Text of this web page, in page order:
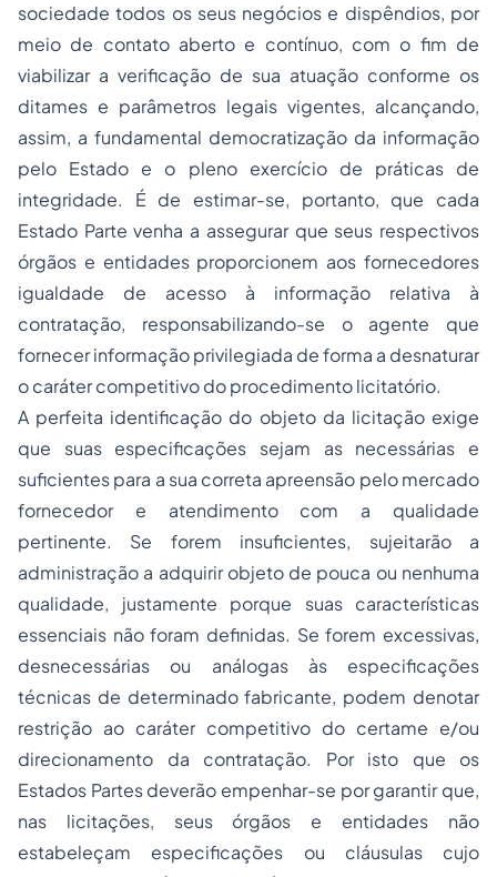
sociedade todos os seus negócios e dispêndios, por
meio de contato aberto e contínuo, com o fim de
viabilizar a verificação de sua atuação conforme os
ditames e parâmetros legais vigentes, alcançando,
assim, a fundamental democratização da informação
pelo Estado e o pleno exercício de práticas de
integridade. É de estimar-se, portanto, que cada
Estado Parte venha a assegurar que seus respectivos
órgãos e entidades proporcionem aos fornecedores
igualdade de acesso à informação relativa à
contratação, responsabilizando-se o agente que
fornecer informação privilegiada de forma a desnaturar
o caráter competitivo do procedimento licitatório.
A perfeita identificação do objeto da licitação exige
que suas especificações sejam as necessárias e
suficientes para a sua correta apreensão pelo mercado
fornecedor e atendimento com a qualidade
pertinente. Se forem insuficientes, sujeitarão a
administração a adquirir objeto de pouca ou nenhuma
qualidade, justamente porque suas características
essenciais não foram definidas. Se forem excessivas,
desnecessárias ou análogas às especificações
técnicas de determinado fabricante, podem denotar
restrição ao caráter competitivo do certame e/ou
direcionamento da contratação. Por isto que os
Estados Partes deverão empenhar-se por garantir que,
nas licitações, seus órgãos e entidades não
estabeleçam especificações ou cláusulas cujo